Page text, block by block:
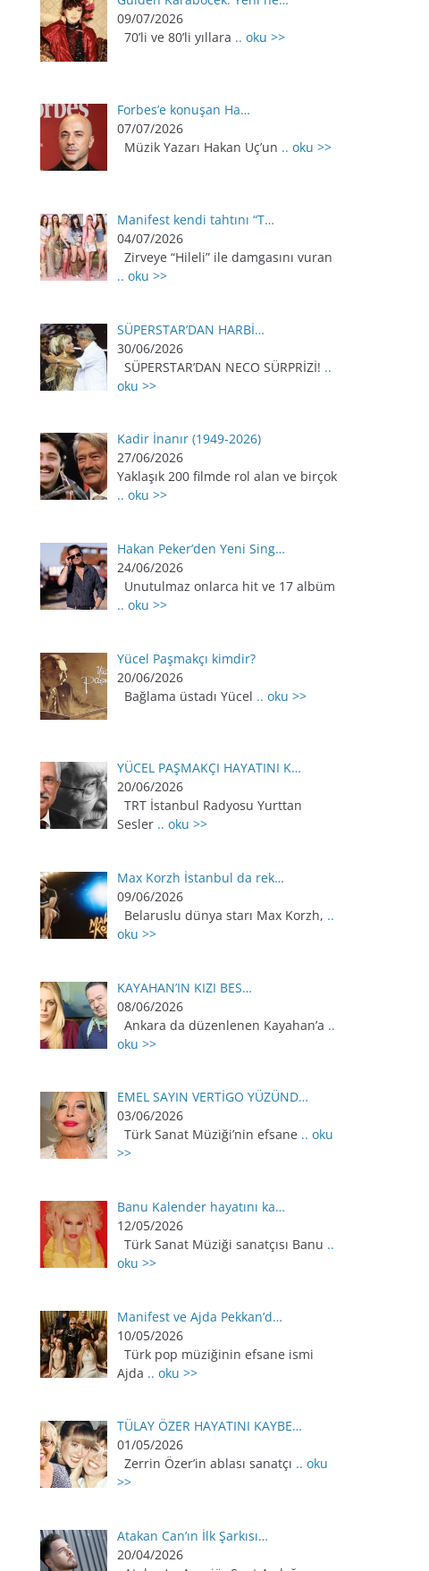
09/07/2026
70’li ve 80’li yıllara .. oku >>
Forbes’e konuşan Ha…
07/07/2026
Müzik Yazarı Hakan Uç’un .. oku >>
Manifest kendi tahtını “T…
04/07/2026
Zirveye “Hileli” ile damgasını vuran
.. oku >>
SÜPERSTAR’DAN HARBİ…
30/06/2026
SÜPERSTAR’DAN NECO SÜRPRİZİ! ..
oku >>
Kadir İnanır (1949-2026)
27/06/2026
Yaklaşık 200 filmde rol alan ve birçok
.. oku >>
Hakan Peker’den Yeni Sing…
24/06/2026
Unutulmaz onlarca hit ve 17 albüm
.. oku >>
Yücel Paşmakçı kimdir?
20/06/2026
Bağlama üstadı Yücel .. oku >>
YÜCEL PAŞMAKÇI HAYATINI K…
20/06/2026
TRT İstanbul Radyosu Yurttan
Sesler .. oku >>
Max Korzh İstanbul da rek…
09/06/2026
Belaruslu dünya starı Max Korzh, ..
oku >>
KAYAHAN’IN KIZI BES…
08/06/2026
Ankara da düzenlenen Kayahan’a ..
oku >>
EMEL SAYIN VERTİGO YÜZÜND…
03/06/2026
Türk Sanat Müziği’nin efsane .. oku
>>
Banu Kalender hayatını ka…
12/05/2026
Türk Sanat Müziği sanatçısı Banu ..
oku >>
Manifest ve Ajda Pekkan’d…
10/05/2026
Türk pop müziğinin efsane ismi
Ajda .. oku >>
TÜLAY ÖZER HAYATINI KAYBE…
01/05/2026
Zerrin Özer’in ablası sanatçı .. oku
>>
Atakan Can’ın İlk Şarkısı…
20/04/2026